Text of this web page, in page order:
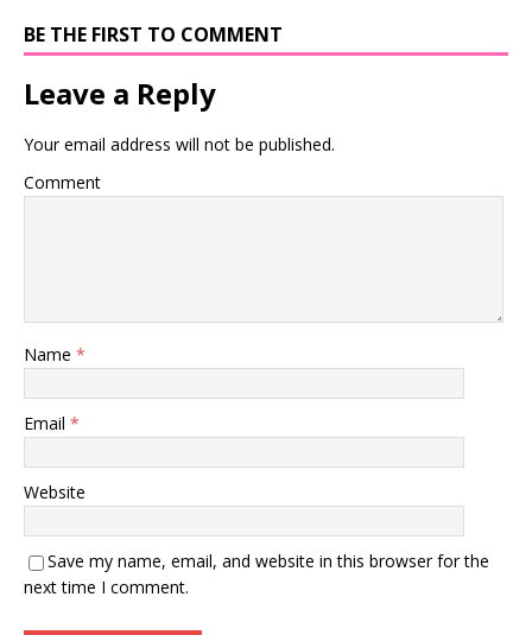
BE THE FIRST TO COMMENT
Leave a Reply
Your email address will not be published.
Comment
Name *
Email *
Website
Save my name, email, and website in this browser for the
next time I comment.